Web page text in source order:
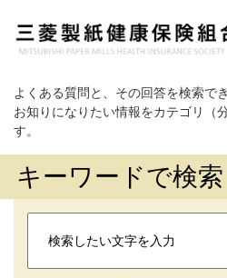
よくある質問と、その回答を検索でき
お知りになりたい情報をカテゴリ（
す。
キーワードで検索